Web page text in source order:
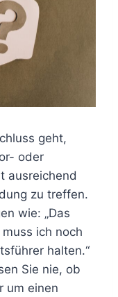
geht,
oder
ausreichend
zu treffen.
wie: „Das
muss ich noch
halten.“
Sie nie, ob
um einen